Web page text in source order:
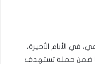
في الأيام الأخيرة،
ضمن حملة تستهدف